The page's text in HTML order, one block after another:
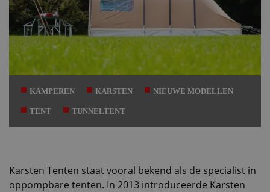
KAMPEREN KARSTEN NIEUWE MODELLEN
TENT TUNNELTENT
Karsten Tenten staat vooral bekend als de specialist in
oppompbare tenten. In 2013 introduceerde Karsten